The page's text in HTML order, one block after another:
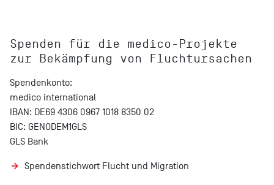
Spenden für die medico-Projekte
zur Bekämpfung von Fluchtursachen
Spendenkonto:
medico international
IBAN: DE69 4306 0967 1018 8350 02
BIC: GENODEM1GLS
GLS Bank
Spendenstichwort Flucht und Migration